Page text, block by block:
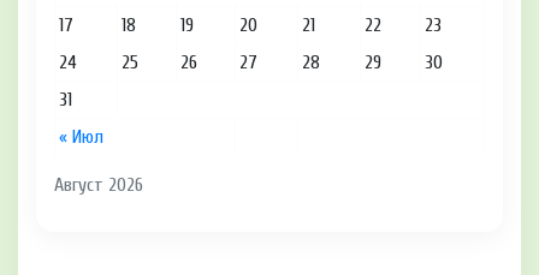
Август 2026
« Июл
17
18 19 20 21 22
23
24
25 26 27 28 29
30
31